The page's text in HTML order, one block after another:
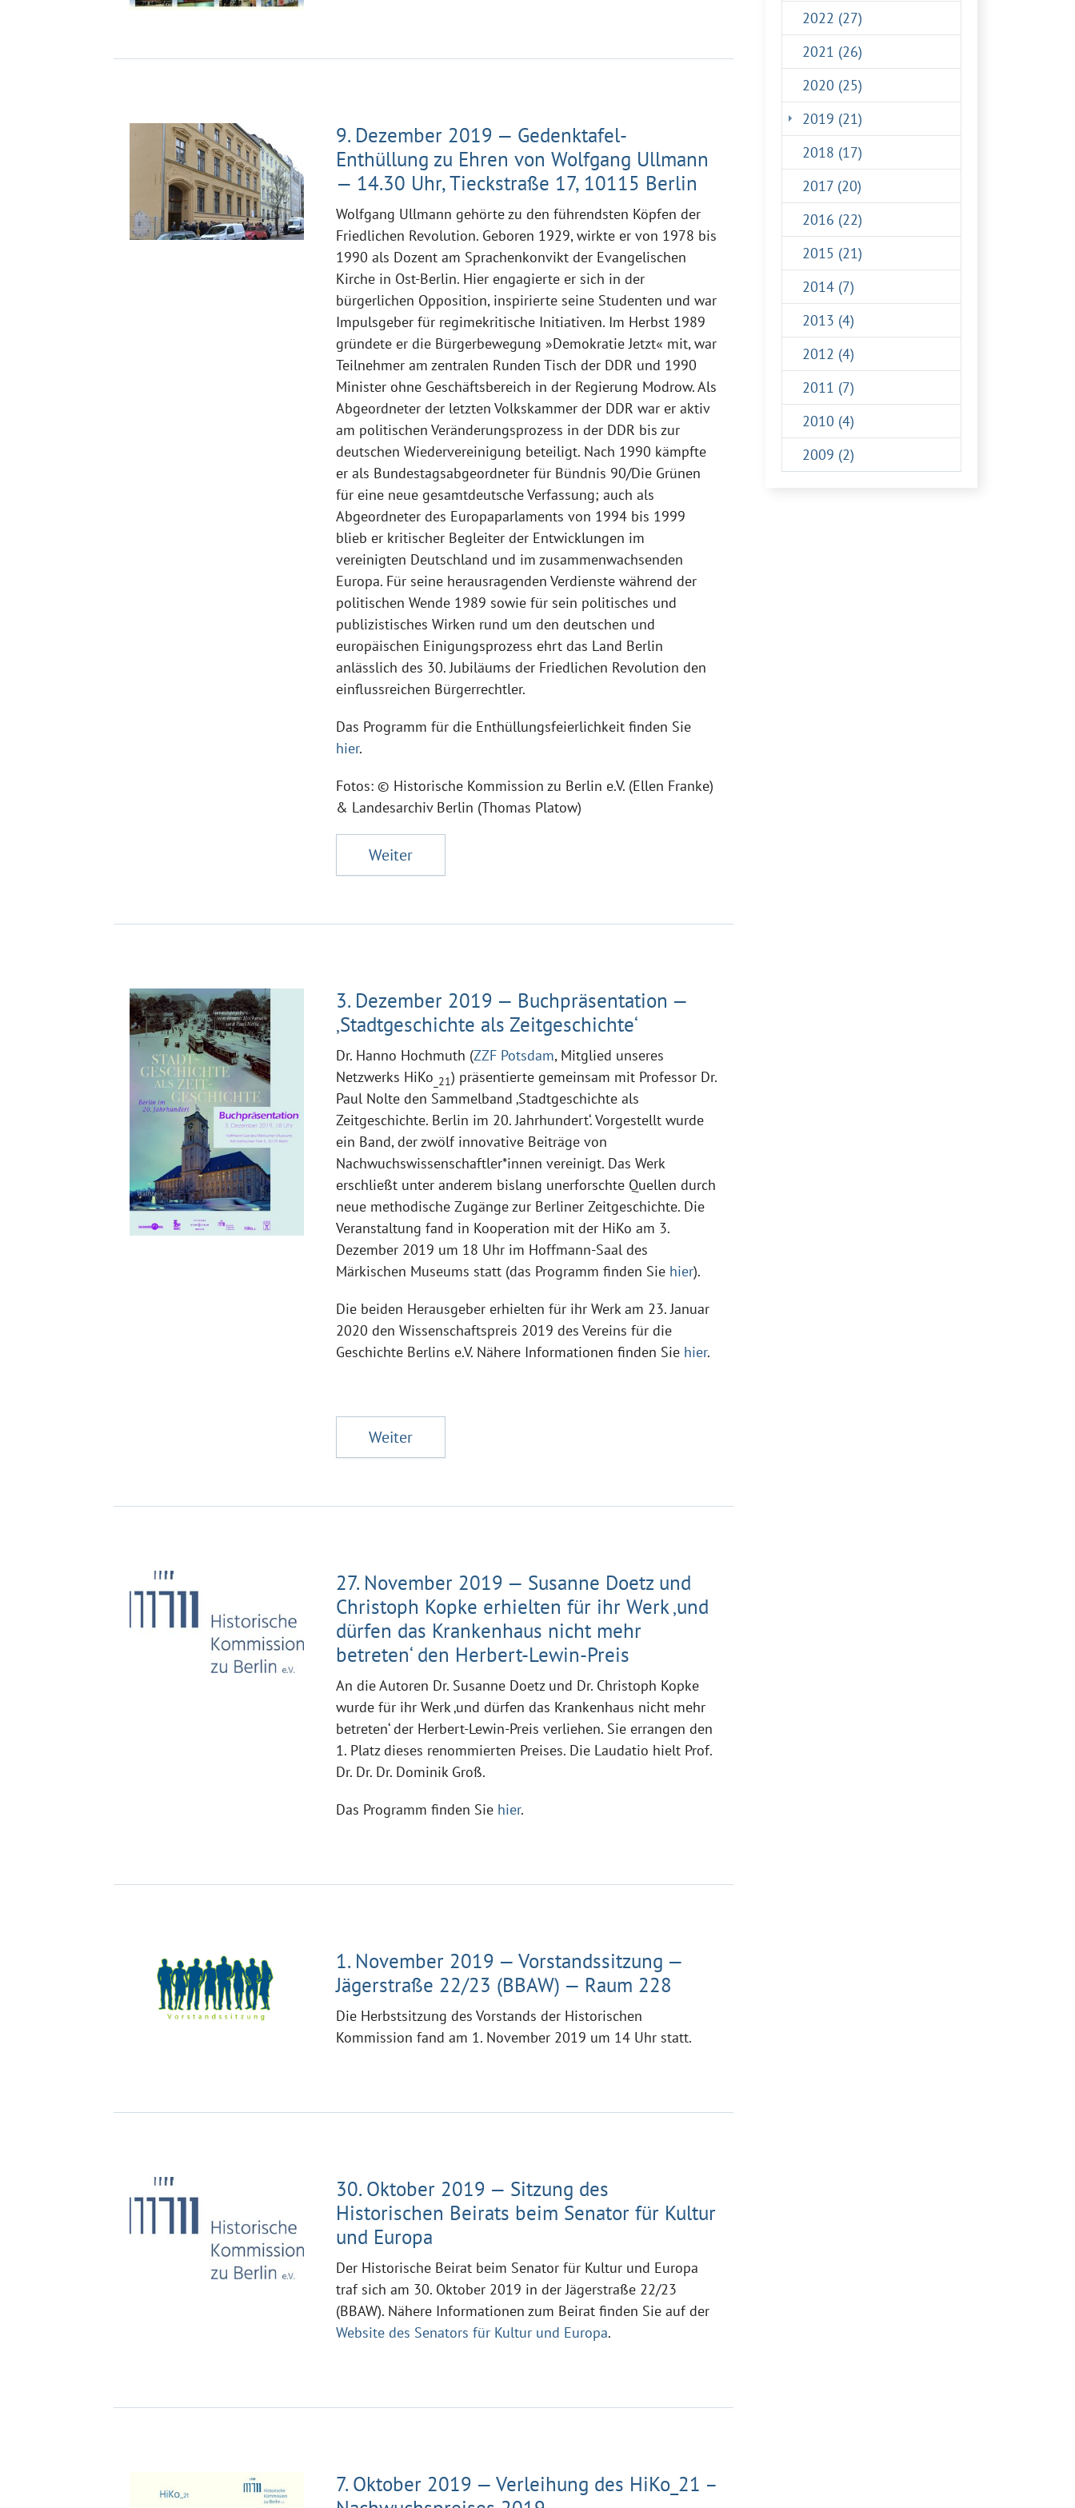
9. Dezember 2019 — Gedenktafel-
Enthüllung zu Ehren von Wolfgang Ullmann
— 14.30 Uhr, Tieckstraße 17, 10115 Berlin
Wolfgang Ullmann gehörte zu den führendsten Köpfen der
Friedlichen Revolution. Geboren 1929, wirkte er von 1978 bis
1990 als Dozent am Sprachenkonvikt der Evangelischen
Kirche in Ost-Berlin. Hier engagierte er sich in der
bürgerlichen Opposition, inspirierte seine Studenten und war
Impulsgeber für regimekritische Initiativen. Im Herbst 1989
gründete er die Bürgerbewegung »Demokratie Jetzt« mit, war
Teilnehmer am zentralen Runden Tisch der DDR und 1990
Minister ohne Geschäftsbereich in der Regierung Modrow. Als
Abgeordneter der letzten Volkskammer der DDR war er aktiv
am politischen Veränderungsprozess in der DDR bis zur
deutschen Wiedervereinigung beteiligt. Nach 1990 kämpfte
er als Bundestagsabgeordneter für Bündnis 90/Die Grünen
für eine neue gesamtdeutsche Verfassung; auch als
Abgeordneter des Europaparlaments von 1994 bis 1999
blieb er kritischer Begleiter der Entwicklungen im
vereinigten Deutschland und im zusammenwachsenden
Europa. Für seine herausragenden Verdienste während der
politischen Wende 1989 sowie für sein politisches und
publizistisches Wirken rund um den deutschen und
europäischen Einigungsprozess ehrt das Land Berlin
anlässlich des 30. Jubiläums der Friedlichen Revolution den
einflussreichen Bürgerrechtler.
Das Programm für die Enthüllungsfeierlichkeit finden Sie
hier.
Fotos: © Historische Kommission zu Berlin e.V. (Ellen Franke)
& Landesarchiv Berlin (Thomas Platow)
Weiter
3. Dezember 2019 — Buchpräsentation —
‚Stadtgeschichte als Zeitgeschichte‘
Dr. Hanno Hochmuth (ZZF Potsdam, Mitglied unseres
Netzwerks HiKo _21) präsentierte gemeinsam mit Professor Dr.
Paul Nolte den Sammelband ‚Stadtgeschichte als
Zeitgeschichte. Berlin im 20. Jahrhundert‘. Vorgestellt wurde
ein Band, der zwölf innovative Beiträge von
Nachwuchswissenschaftler*innen vereinigt. Das Werk
erschließt unter anderem bislang unerforschte Quellen durch
neue methodische Zugänge zur Berliner Zeitgeschichte. Die
Veranstaltung fand in Kooperation mit der HiKo am 3.
Dezember 2019 um 18 Uhr im Hoffmann-Saal des
Märkischen Museums statt (das Programm finden Sie hier).
Die beiden Herausgeber erhielten für ihr Werk am 23. Januar
2020 den Wissenschaftspreis 2019 des Vereins für die
Geschichte Berlins e.V. Nähere Informationen finden Sie hier.
Weiter
27. November 2019 — Susanne Doetz und
Christoph Kopke erhielten für ihr Werk ‚und
dürfen das Krankenhaus nicht mehr
betreten‘ den Herbert-Lewin-Preis
An die Autoren Dr. Susanne Doetz und Dr. Christoph Kopke
wurde für ihr Werk ‚und dürfen das Krankenhaus nicht mehr
betreten‘ der Herbert-Lewin-Preis verliehen. Sie errangen den
1. Platz dieses renommierten Preises. Die Laudatio hielt Prof.
Dr. Dr. Dr. Dominik Groß.
Das Programm finden Sie hier.
1. November 2019 — Vorstandssitzung —
Jägerstraße 22/23 (BBAW) — Raum 228
Die Herbstsitzung des Vorstands der Historischen
Kommission fand am 1. November 2019 um 14 Uhr statt.
30. Oktober 2019 — Sitzung des
Historischen Beirats beim Senator für Kultur
und Europa
Der Historische Beirat beim Senator für Kultur und Europa
traf sich am 30. Oktober 2019 in der Jägerstraße 22/23
(BBAW). Nähere Informationen zum Beirat finden Sie auf der
Website des Senators für Kultur und Europa.
7. Oktober 2019 — Verleihung des HiKo_21 –
2022 (27)
2021 (26)
2020 (25)
2019 (21)
2018 (17)
2017 (20)
2016 (22)
2015 (21)
2014 (7)
2013 (4)
2012 (4)
2011 (7)
2010 (4)
2009 (2)